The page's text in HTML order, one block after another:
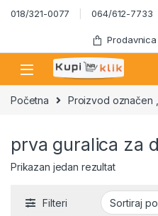
Skip to navigation
Skip to content
018/321-0077 064/612-7733
Prodavnica
Početna Proizvod označen
prva guralica za
Prikazan jedan rezultat
Filteri